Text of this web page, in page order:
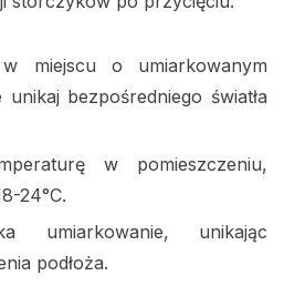
miejscu o umiarkowanym
unikaj bezpośredniego światła
w pomieszczeniu,
24°C.
umiarkowanie, unikając
podłoża.